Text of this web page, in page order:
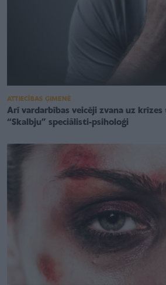
ATTIECĪBAS ĢIMENĒ
Arī vardarbības veicēji zvana uz krīzes
“Skalbju” speciālisti-psiholoģi